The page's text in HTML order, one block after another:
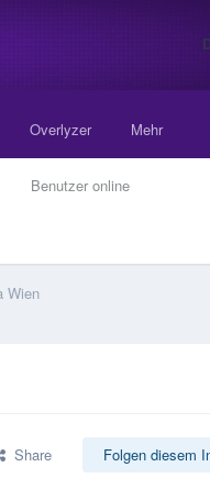
Benutzer online
Overlyzer Mehr
Wien
Share Folgen diesem